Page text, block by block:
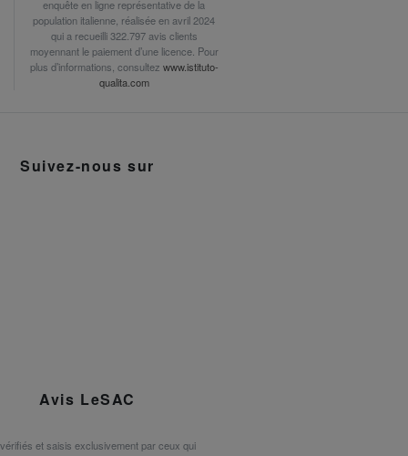
enquête en ligne représentative de la
population italienne, réalisée en avril 2024
qui a recueilli 322.797 avis clients
moyennant le paiement d’une licence. Pour
plus d’informations, consultez www.istituto-
qualita.com
Suivez-nous sur
Avis LeSAC
et saisis exclusivement par ceux qui